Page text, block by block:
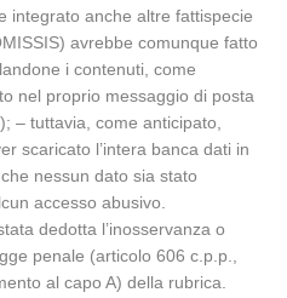
integrato anche altre fattispecie
avrebbe comunque fatto
i contenuti, come
nel proprio messaggio di posta
– tuttavia, come anticipato,
scaricato l’intera banca dati in
nessun dato sia stato
accesso abusivo.
dedotta l’inosservanza o
penale (articolo 606 c.p.p.,
al capo A) della rubrica.